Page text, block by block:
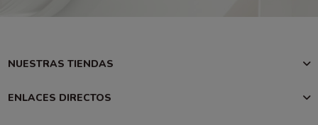
NUESTRAS TIENDAS
ENLACES DIRECTOS